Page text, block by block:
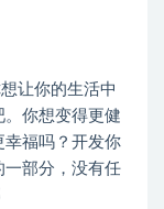
让你的生活中
你想变得更健
幸福吗？开发你
一部分，没有任